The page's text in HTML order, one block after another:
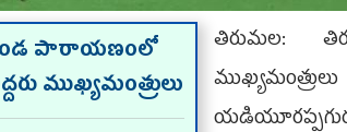
పారాయణంలో
ముఖ్యమంత్రులు
తిరుమల: